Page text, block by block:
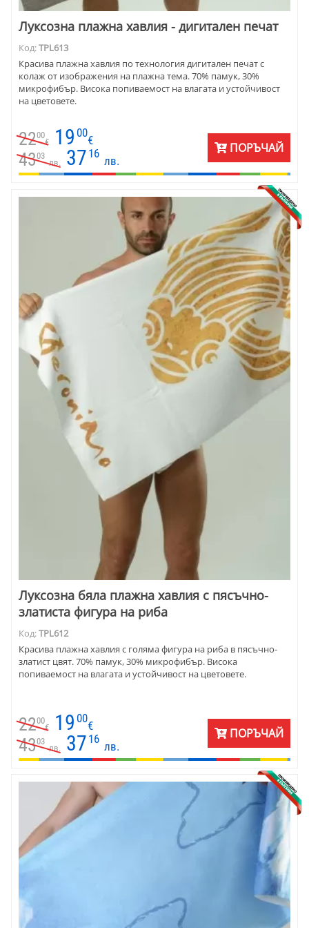
Луксозна плажна хавлия - дигитален печат
Код:TPL613
Красива плажна хавлия по технология дигитален печат с
колаж от изображения на плажна тема. 70% памук, 30%
микрофибър. Висока попиваемост на влагата и устойчивост
на цветовете.
2200
€ 19 00
€
4303
лв. 37 16
лв.
ПОРЪЧАЙ
Луксозна бяла плажна хавлия с пясъчно-
златиста фигура на риба
Код:TPL612
Красива плажна хавлия с голяма фигура на риба в пясъчно-
златист цвят. 70% памук, 30% микрофибър. Висока
попиваемост на влагата и устойчивост на цветовете.
2200
€ 19 00
€
4303
лв. 37 16
лв.
ПОРЪЧАЙ